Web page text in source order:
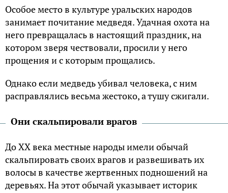
Особое место в культуре уральских народов
занимает почитание медведя. Удачная охота на
него превращалась в настоящий праздник, на
котором зверя чествовали, просили у него
прощения и с которым прощались.
Однако если медведь убивал человека, с ним
расправлялись весьма жестоко, а тушу сжигали.
Они скальпировали врагов
До XX века местные народы имели обычай
скальпировать своих врагов и развешивать их
волосы в качестве жертвенных подношений на
деревьях. На этот обычай указывает историк